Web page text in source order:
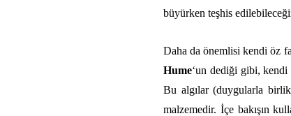
büyürken teşhis
Daha da önemlisi kendi öz
Hume‘un dediği gibi, kendi
Bu algılar (duygularla
malzemedir. İçe bakışın